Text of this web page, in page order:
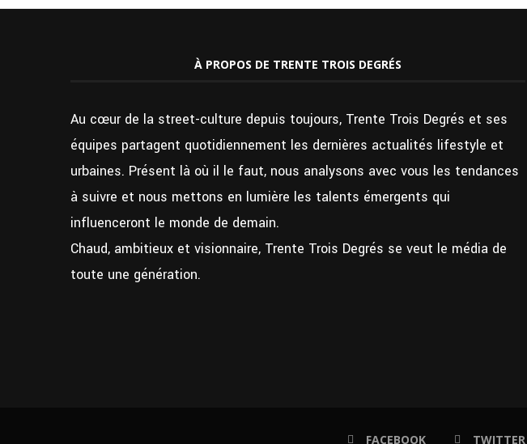
À PROPOS DE TRENTE TROIS DEGRÉS
Au cœur de la street-culture depuis toujours, Trente Trois Degrés et ses
équipes partagent quotidiennement les dernières actualités lifestyle et
urbaines. Présent là où il le faut, nous analysons avec vous les tendances
à suivre et nous mettons en lumière les talents émergents qui
influenceront le monde de demain.
Chaud, ambitieux et visionnaire, Trente Trois Degrés se veut le média de
toute une génération.
FACEBOOK TWITTER